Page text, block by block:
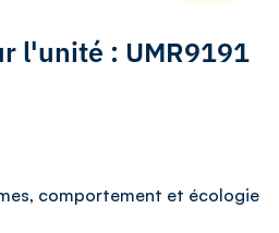
l'unité : UMR9191
comportement et écologie